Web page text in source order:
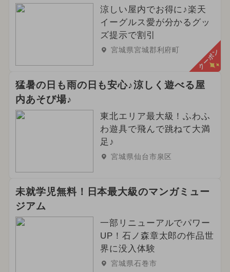
涼しい屋内でお得に♪楽天
イーグルス愛が分かるグッ
ズ提示で割引
宮城県宮城郡利府町 クーポン
猛暑の日も雨の日も安心♪涼しく遊べる屋
内あそび場♪
東北エリア最大級！ふわふ
わ遊具で飛んで跳ねて大満
足♪
宮城県仙台市泉区
未就学児無料！日本最大級のマンガミュー
ジアム
一部リニューアルでパワー
UP！石ノ森章太郎の作品世
界に没入体験
宮城県石巻市